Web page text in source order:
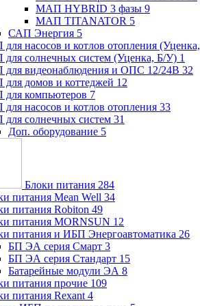
МАП HYBRID 3 фазы 9
МАП TITANATOR 5
САП Энергия 5
насосов и котлов отопления
солнечных систем (Уценка, Б/У) 1
видеонаблюдения и ОПС 12/24В 32
домов и коттеджей 12
компьютеров 7
насосов и котлов отопления 33
солнечных систем 31
Доп. оборудование 5
Блоки питания 284
питания Mean Well 34
питания Robiton 49
питания MORNSUN 12
питания и ИБП Энергоавтоматика 26
БП ЭА серия Смарт 3
БП ЭА серия Стандарт 15
Батарейные модули ЭА 8
питания прочие 109
питания Rexant 4